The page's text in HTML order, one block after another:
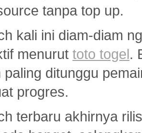
tanpa top up.
kali ini diam-diam
menurut toto togel.
paling ditunggu
progres.
terbaru akhirnya